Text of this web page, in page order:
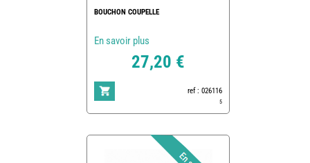
BOUCHON COUPELLE
En savoir plus
27,20 €
ref : 026116
5